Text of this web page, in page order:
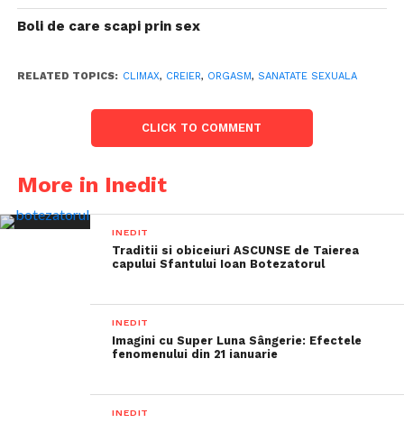
Boli de care scapi prin sex
RELATED TOPICS: CLIMAX, CREIER, ORGASM, SANATATE SEXUALA
CLICK TO COMMENT
More in Inedit
INEDIT
Traditii si obiceiuri ASCUNSE de Taierea
capului Sfantului Ioan Botezatorul
INEDIT
Imagini cu Super Luna Sângerie: Efectele
fenomenului din 21 ianuarie
INEDIT